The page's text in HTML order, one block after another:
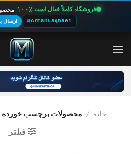
فروشگاه کاملاً فعال است ۱۰۰٪
@ArmanLaghaei ارسال
خانه / محصولات برچسب خورده
فیلتر